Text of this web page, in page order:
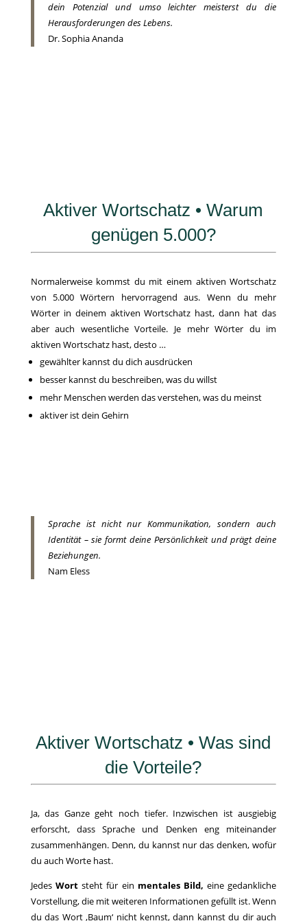
dein Potenzial und umso leichter meisterst du die
Herausforderungen des Lebens.
Dr. Sophia Ananda
Aktiver Wortschatz • Warum
genügen 5.000?
Normalerweise kommst du mit einem aktiven Wortschatz
von 5.000 Wörtern hervorragend aus. Wenn du mehr
Wörter in deinem aktiven Wortschatz hast, dann hat das
aber auch wesentliche Vorteile. Je mehr Wörter du im
aktiven Wortschatz hast, desto …
gewählter kannst du dich ausdrücken
besser kannst du beschreiben, was du willst
mehr Menschen werden das verstehen, was du meinst
aktiver ist dein Gehirn
Sprache ist nicht nur Kommunikation, sondern auch
Identität – sie formt deine Persönlichkeit und prägt deine
Beziehungen.
Nam Eless
Aktiver Wortschatz • Was sind
die Vorteile?
Ja, das Ganze geht noch tiefer. Inzwischen ist ausgiebig
erforscht, dass Sprache und Denken eng miteinander
zusammenhängen. Denn, du kannst nur das denken, wofür
du auch Worte hast.
Jedes Wortsteht für ein mentales Bild,eine gedankliche
Vorstellung, die mit weiteren Informationen gefüllt ist. Wenn
du das Wort ‚Baum‘ nicht kennst, dann kannst du dir auch